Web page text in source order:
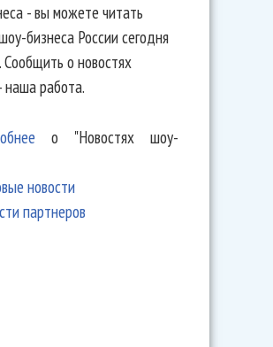
- вы можете читать
бизнеса России сегодня
Сообщить о новостях
наша работа.
о "Новостях шоу-
новости
партнеров